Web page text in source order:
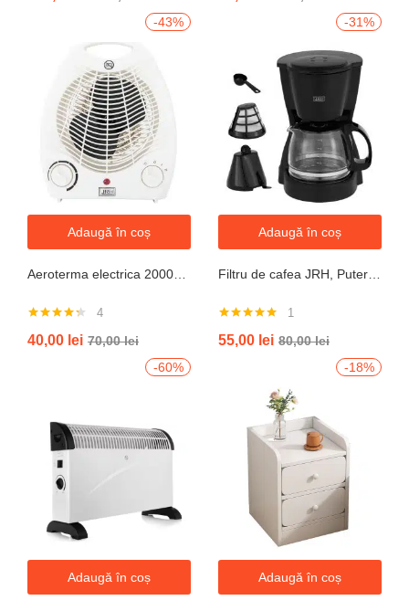
-43%
Adaugă în coș
4.25din 5
4
40,00 lei 70,00lei
-31%
Adaugă în coș
5.00din 5
1
55,00 lei 80,00lei
-60%
Adaugă în coș
-18%
Adaugă în coș